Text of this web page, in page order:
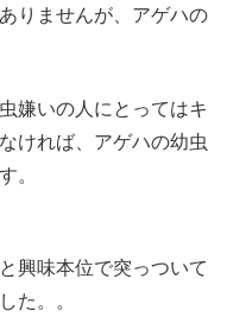
りませんが、アゲハの
嫌いの人にとってはキ
ければ、アゲハの幼虫
。
興味本位で突っついて
た。。